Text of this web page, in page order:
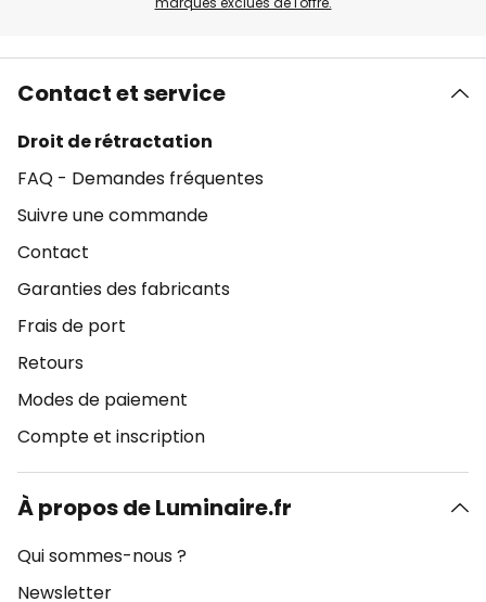
Contact et service
Droit de rétractation
FAQ - Demandes fréquentes
Suivre une commande
Contact
Garanties des fabricants
Frais de port
Retours
Modes de paiement
Compte et inscription
À propos de Luminaire.fr
Qui sommes-nous ?
Newsletter